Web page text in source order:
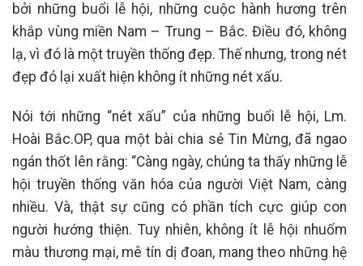
bởi những buổi lễ hội, những cuộc hành hương trên
khắp vùng miền Nam – Trung – Bắc. Điều đó, không
lạ, vì đó là một truyền thống đẹp. Thế nhưng, trong nét
đẹp đó lại xuất hiện không ít những nét xấu.
Nói tới những “nét xấu” của những buổi lễ hội, Lm.
Hoài Bắc.OP, qua một bài chia sẻ Tin Mừng, đã ngao
ngán thốt lên rằng: “Càng ngày, chúng ta thấy những lễ
hội truyền thống văn hóa của người Việt Nam, càng
nhiều. Và, thật sự cũng có phần tích cực giúp con
người hướng thiện. Tuy nhiên, không ít lễ hội nhuốm
màu thương mại, mê tín dị đoan, mang theo những hệ